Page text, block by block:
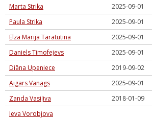
Marta Strika
2025-09-01
Paula Strika
2025-09-01
Elza Marija Taratutina
2025-09-01
Daniels Timofejevs
2025-09-01
Diāna Upeniece
2019-09-02
Aigars Vanags
2025-09-01
Zanda Vasiļiva
2018-01-09
Ieva Vorobjova